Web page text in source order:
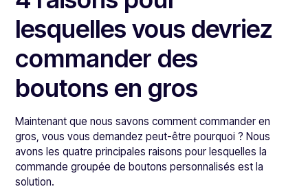
lesquelles vous devriez
commander des
boutons en gros
Maintenant que nous savons comment commander en
gros, vous vous demandez peut-être pourquoi ? Nous
avons les quatre principales raisons pour lesquelles la
commande groupée de boutons personnalisés est la
solution.